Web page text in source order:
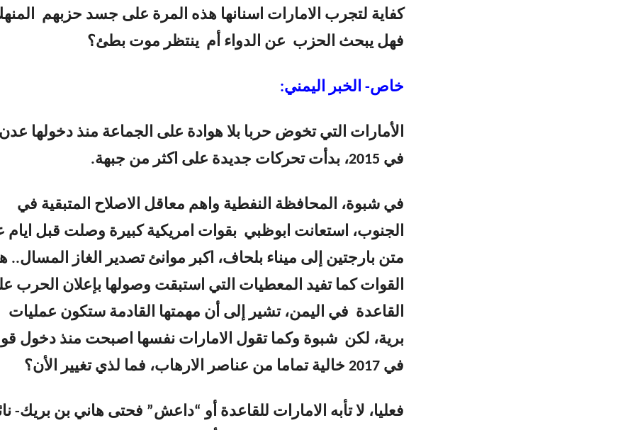
كفاية لتجرب الامارات اسنانها هذه المرة على جسد حزبهم
فهل يبحث الحزب عن الدواء أم ينتظر موت بطئ؟
خاص- الخبر اليمني:
الأمارات التي تخوض حربا بلا هوادة على الجماعة منذ دخولها عدن
في 2015، بدأت تحركات جديدة على اكثر من جبهة.
في شبوة، المحافظة النفطية واهم معاقل الاصلاح المتبقية في
الجنوب، استعانت ابوظبي بقوات امريكية كبيرة وصلت قبل ايام
متن بارجتين إلى ميناء بلحاف، اكبر موانئ تصدير الغاز المسال..
القوات كما تفيد المعطيات التي استبقت وصولها بإعلان الحرب
القاعدة في اليمن، تشير إلى أن مهمتها القادمة ستكون عمليات
برية، لكن شبوة وكما تقول الامارات نفسها اصبحت منذ دخول
في 2017 خالية تماما من عناصر الارهاب، فما لذي تغيير الأن؟
فعليا، لا تأبه الامارات للقاعدة أو “داعش” فحتى هاني بن بريك-